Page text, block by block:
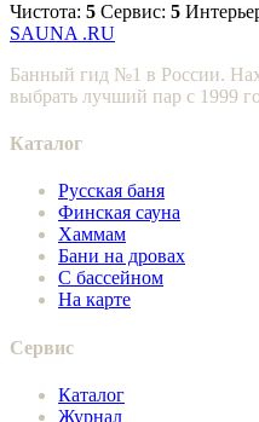
Чистота: 5 Сервис: 5
SAUNA .RU
Банный гид №1 в России.
выбрать лучший пар с 1999
Каталог
Русская баня
Финская сауна
Хаммам
Бани на дровах
С бассейном
На карте
Сервис
Каталог
Журнал